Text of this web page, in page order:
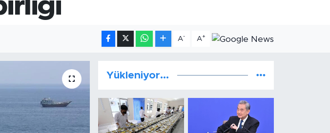
A- A+
Yükleniyor...